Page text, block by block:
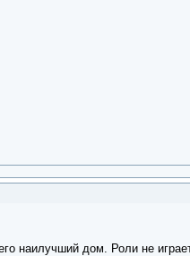
наилучший дом. Роли не